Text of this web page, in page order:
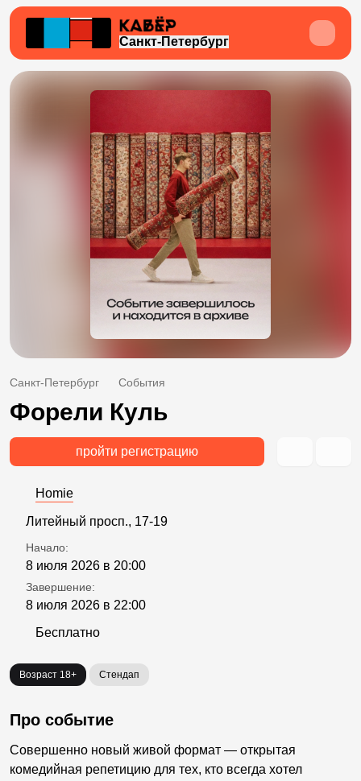
Санкт-Петербург
Санкт-Петербург События
Форели Куль
пройти регистрацию
Homie
Литейный просп., 17-19
Начало:
8 июля 2026 в 20:00
Завершение:
8 июля 2026 в 22:00
Бесплатно
Возраст 18+ Стендап
Про событие
Совершенно новый живой формат — открытая
комедийная репетицию для тех, кто всегда хотел